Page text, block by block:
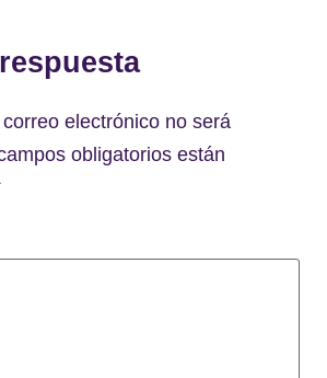
electrónico no será
obligatorios están